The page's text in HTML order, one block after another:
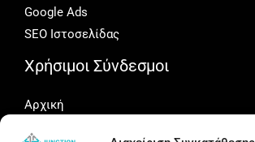
Google Ads
SEO Ιστοσελίδας
Χρήσιμοι Σύνδεσμοι
Αρχική